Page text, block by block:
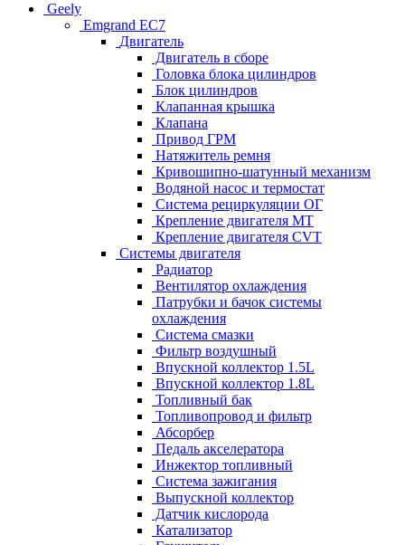
Geely
Emgrand EC7
Двигатель
Двигатель в сборе
Головка блока цилиндров
Блок цилиндров
Клапанная крышка
Клапана
Привод ГРМ
Натяжитель ремня
Кривошипно-шатунный механизм
Водяной насос и термостат
Система рециркуляции ОГ
Крепление двигателя MT
Крепление двигателя CVT
Системы двигателя
Радиатор
Вентилятор охлаждения
Патрубки и бачок системы
охлаждения
Система смазки
Фильтр воздушный
Впускной коллектор 1.5L
Впускной коллектор 1.8L
Топливный бак
Топливопровод и фильтр
Абсорбер
Педаль акселератора
Инжектор топливный
Система зажигания
Выпускной коллектор
Датчик кислорода
Катализатор